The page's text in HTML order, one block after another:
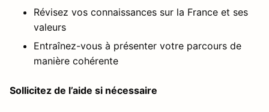
Révisez vos connaissances sur la France et ses
valeurs
Entraînez-vous à présenter votre parcours de
manière cohérente
Sollicitez de l’aide si nécessaire